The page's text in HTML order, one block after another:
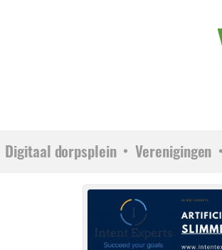
Digitaal dorpsplein Verenigingen